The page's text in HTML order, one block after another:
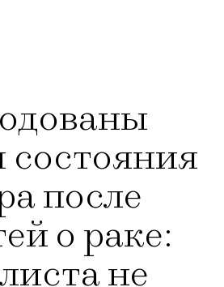
состояния
после
о раке:
не